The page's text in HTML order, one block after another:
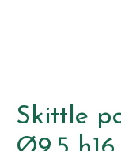
Skittle